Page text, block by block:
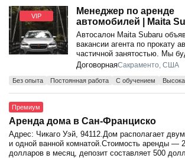
VIP
Менеджер по аренде
автомобилей | Maita
Автосалон Maita Subaru
вакансии агента по прокату
частичной занятостью. Мы
видеть в наших рядах
ДоговорнаяСакраменто, США
Без опыта Постоянная работа С обучением
Премиум
Аренда дома в Сан-Франциско
Адрес: Чикаго Уэй, 94112.Дом располагает
и одной ванной комнатой.Стоимость аренды —
долларов в месяц, депозит составляет 500